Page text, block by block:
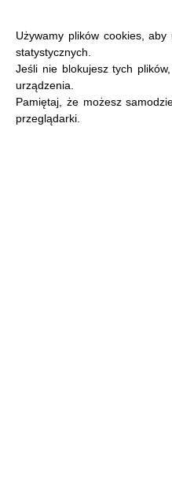
Używamy plików cookies,
statystycznych.
Jeśli nie blokujesz tych
urządzenia.
Pamiętaj, że możesz
przeglądarki.